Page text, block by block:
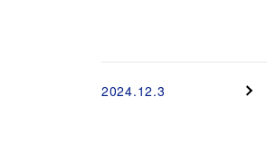
2024.12.3